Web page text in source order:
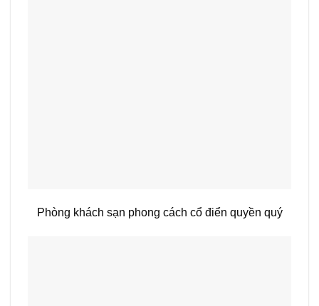
Phòng khách sạn phong cách cổ điển quyền quý